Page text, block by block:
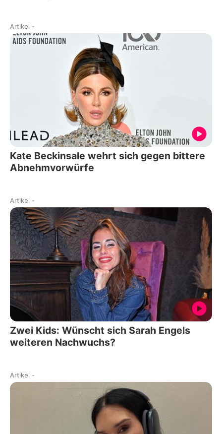
Artikel -
Kate Beckinsale wehrt sich gegen bittere
Abnehmvorwürfe
Artikel -
Zwei Kids: Wünscht sich Sarah Engels
weiteren Nachwuchs?
Artikel -